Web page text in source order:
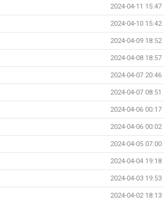
2024-04-11 15:47
2024-04-10 15:42
2024-04-09 18:52
2024-04-08 18:57
2024-04-07 20:46
2024-04-07 08:51
2024-04-06 00:17
2024-04-06 00:02
2024-04-05 07:00
2024-04-04 19:18
2024-04-03 19:53
2024-04-02 18:13